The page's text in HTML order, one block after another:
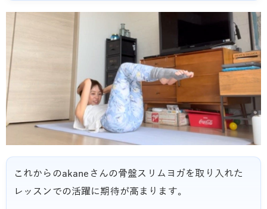
これからのakaneさんの骨盤スリムヨガを取り入れた
レッスンでの活躍に期待が高まります。